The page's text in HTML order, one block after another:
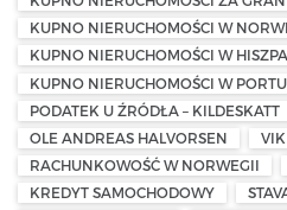
KUPNO NIERUCHOMOŚCI W
KUPNO NIERUCHOMOŚCI W
KUPNO NIERUCHOMOŚCI W
PODATEK U ŹRÓDŁA – KILDESKATT
OLE ANDREAS HALVORSEN
RACHUNKOWOŚĆ W NORWEGII
KREDYT SAMOCHODOWY